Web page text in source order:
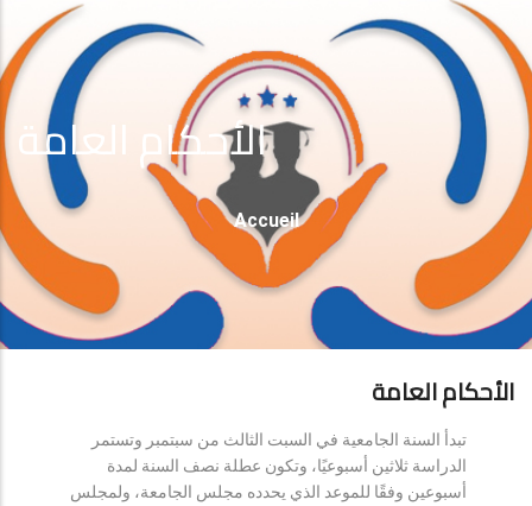
الأحكام العامة
Fil
D'Ariane
Accueil
الأحكام العامة
تبدأ السنة الجامعية في السبت الثالث من سبتمبر وتستمر
الدراسة ثلاثين أسبوعيًا، وتكون عطلة نصف السنة لمدة
أسبوعين وفقًا للموعد الذي يحدده مجلس الجامعة، ولمجلس